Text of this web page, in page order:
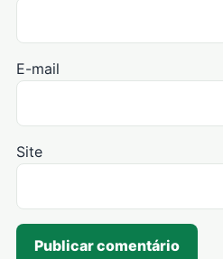
E-mail
Site